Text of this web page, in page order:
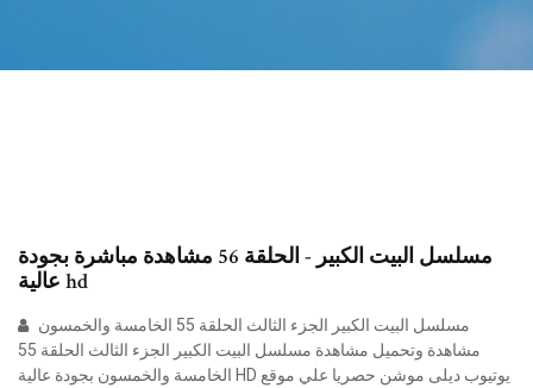
مسلسل البيت الكبير - الحلقة 56 مشاهدة مباشرة بجودة
عالية hd
مشاهدة وتحميل مشاهدة مسلسل البيت الكبير الجزء الثالث الحلقة 55
الخامسة والخمسون بجودة عالية HD يوتيوب ديلى موشن حصريا علي موقع